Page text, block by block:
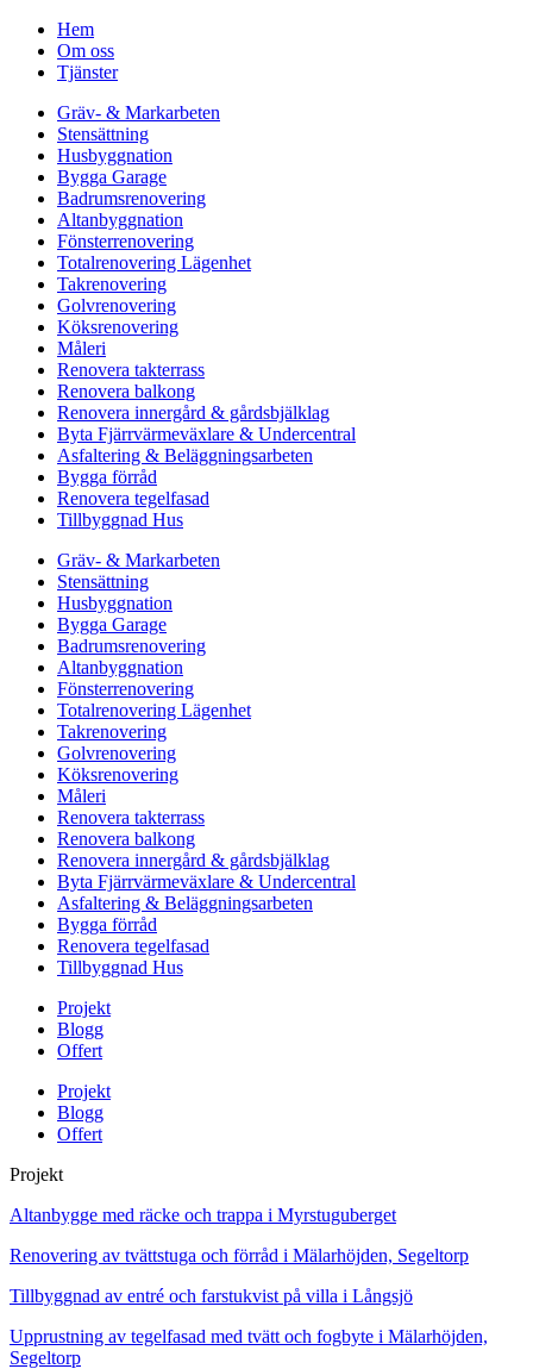
Hem
Om oss
Tjänster
Gräv- & Markarbeten
Stensättning
Husbyggnation
Bygga Garage
Badrumsrenovering
Altanbyggnation
Fönsterrenovering
Totalrenovering Lägenhet
Takrenovering
Golvrenovering
Köksrenovering
Måleri
Renovera takterrass
Renovera balkong
Renovera innergård & gårdsbjälklag
Byta Fjärrvärmeväxlare & Undercentral
Asfaltering & Beläggningsarbeten
Bygga förråd
Renovera tegelfasad
Tillbyggnad Hus
Gräv- & Markarbeten
Stensättning
Husbyggnation
Bygga Garage
Badrumsrenovering
Altanbyggnation
Fönsterrenovering
Totalrenovering Lägenhet
Takrenovering
Golvrenovering
Köksrenovering
Måleri
Renovera takterrass
Renovera balkong
Renovera innergård & gårdsbjälklag
Byta Fjärrvärmeväxlare & Undercentral
Asfaltering & Beläggningsarbeten
Bygga förråd
Renovera tegelfasad
Tillbyggnad Hus
Projekt
Blogg
Offert
Projekt
Blogg
Offert
Projekt
Altanbygge med räcke och trappa i Myrstuguberget
Renovering av tvättstuga och förråd i Mälarhöjden, Segeltorp
Tillbyggnad av entré och farstukvist på villa i Långsjö
Upprustning av tegelfasad med tvätt och fogbyte i Mälarhöjden,
Segeltorp